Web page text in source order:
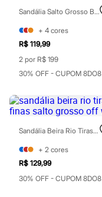
Carteiras
Óculos
Relógios
Calçados
Botas
Chinelos
Sapatos
Tênis
Moda esportiva
Bermudas
Calças
Calçados
Regatas
Moda íntima
Sandália Salto Grosso Beira Rio Preta
+ 4 cores
R$ 119,99
2 por R$ 199
30% OFF - CUPOM 8DO8
Sandália Beira Rio Tiras Finas Salto Grosso Off White
+ 2 cores
R$ 129,99
30% OFF - CUPOM 8DO8